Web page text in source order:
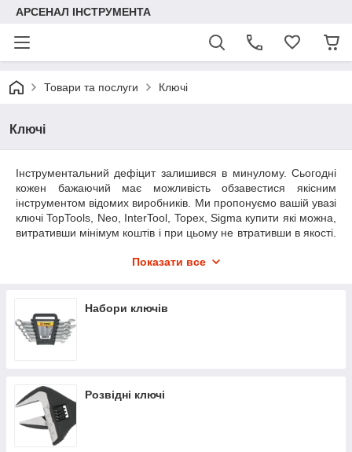
АРСЕНАЛ ІНСТРУМЕНТА
Товари та послуги Ключі
Ключі
Інструментальний дефіцит залишився в минулому. Сьогодні
кожен бажаючий має можливість обзавестися якісним
інструментом відомих виробників. Ми пропонуємо вашій увазі
ключі TopTools, Neo, InterTool, Topex, Sigma купити які можна,
витративши мінімум коштів і при цьому не втративши в якості.
інструменту є накидні, торцеві,ріжкові
Накидні ключі повинні бути в арсеналі кожного автомеханіка.
З їх допомогою можна зручно утримувати кріпильний
елемент зі всіх сторін, забезпечуючи цілісність гайки або
використання. При необхідності можна придбати двосторонні
рожково-накидні
ключі трубні, розрізні, файковые, свічкові,
розвідні,шестигранні
зусилля необхідні для того, щоб затягнути кріплення,
дозволять ключі динамометричні купити які можна за
Показати все
Набори ключів
Розвідні ключі